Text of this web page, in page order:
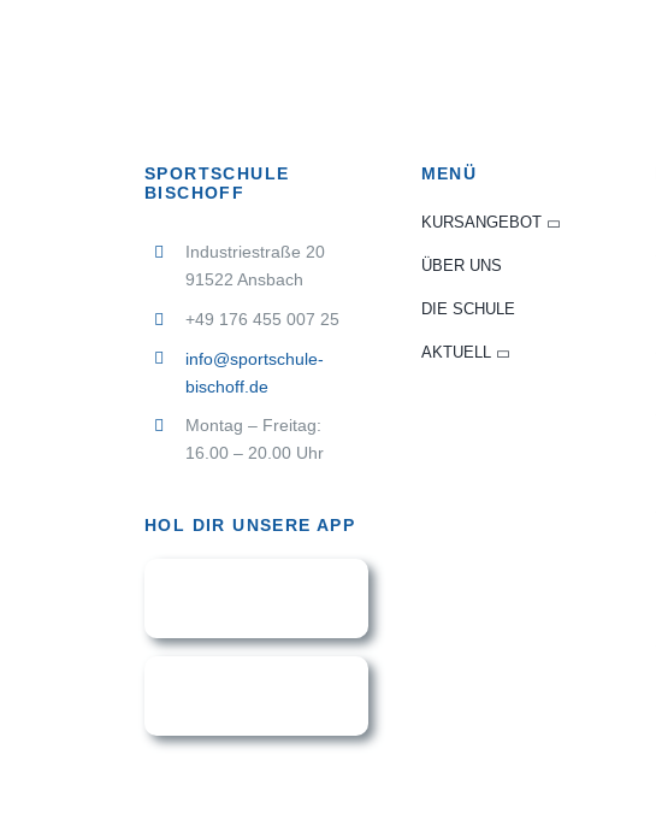
SPORTSCHULE
BISCHOFF
Industriestraße 20
91522 Ansbach
+49 176 455 007 25
info@sportschule-
bischoff.de
Montag – Freitag:
16.00 – 20.00 Uhr
HOL DIR UNSERE APP
MENÜ
KURSANGEBOT
ÜBER UNS
DIE SCHULE
AKTUELL